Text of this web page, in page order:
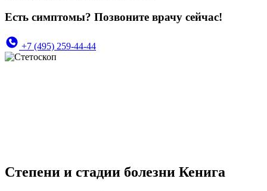
Есть симптомы? Позвоните врачу сейчас!
+7 (495) 259-44-44
Степени и стадии болезни Кенига